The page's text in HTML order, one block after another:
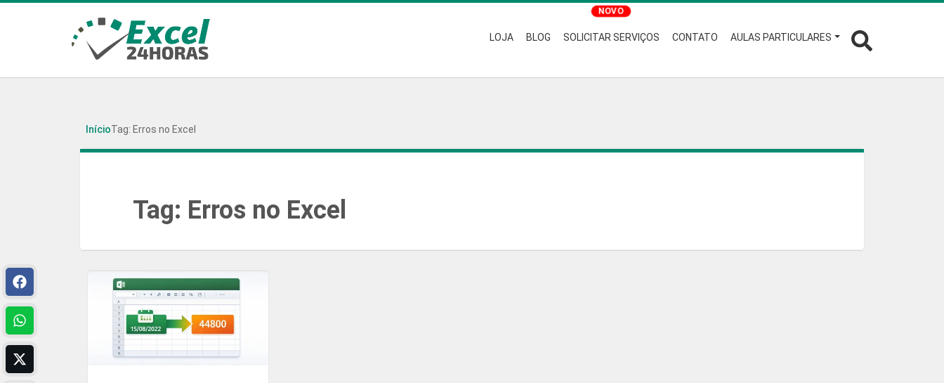
LOJA BLOG SOLICITAR SERVIÇOS CONTATO AULAS PARTICULARES
InícioTag: Erros no Excel
Tag: Erros no Excel